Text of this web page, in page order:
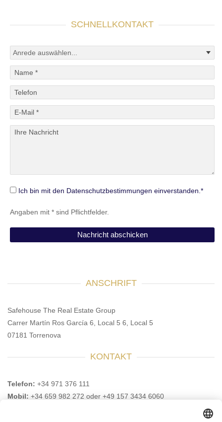
SCHNELLKONTAKT
Ich bin mit den Datenschutzbestimmungen einverstanden.*
Angaben mit * sind Pflichtfelder.
ANSCHRIFT
Safehouse The Real Estate Group
Carrer Martín Ros García 6, Local 5 6, Local 5
07181 Torrenova
KONTAKT
Telefon: +34 971 376 111
Mobil: +34 659 982 272 oder +49 157 3434 6060